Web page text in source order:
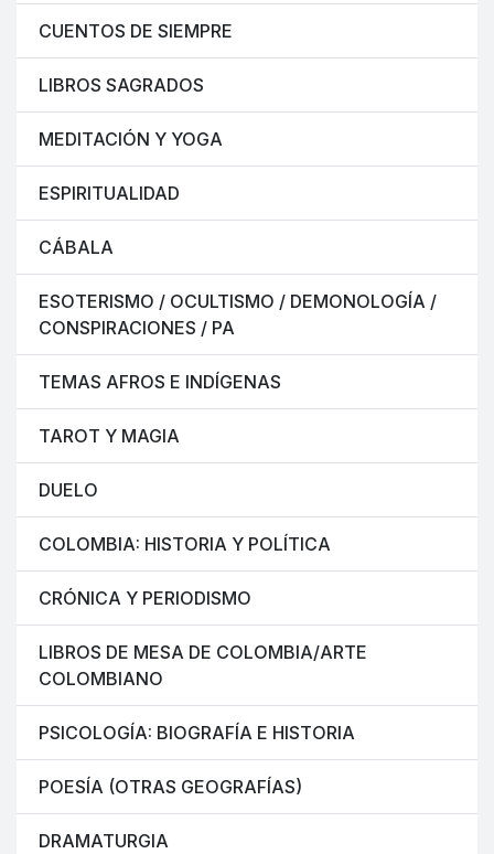
CUENTOS DE SIEMPRE
LIBROS SAGRADOS
MEDITACIÓN Y YOGA
ESPIRITUALIDAD
CÁBALA
ESOTERISMO / OCULTISMO / DEMONOLOGÍA /
CONSPIRACIONES / PA
TEMAS AFROS E INDÍGENAS
TAROT Y MAGIA
DUELO
COLOMBIA: HISTORIA Y POLÍTICA
CRÓNICA Y PERIODISMO
LIBROS DE MESA DE COLOMBIA/ARTE
COLOMBIANO
PSICOLOGÍA: BIOGRAFÍA E HISTORIA
POESÍA (OTRAS GEOGRAFÍAS)
DRAMATURGIA